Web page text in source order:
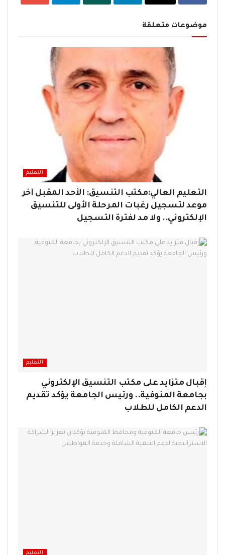
موضوعات متعلقة
التعليم
التعليم العالي:مكتب التنسيق: الأحد المقبل آخر
موعد لتسجيل رغبات المرحلة الأولى للتنسيق
الإلكتروني.. ولا مد لفترة التسجيل
التعليم
إقبال متزايد على مكتب التنسيق الإلكتروني
بجامعة المنوفية.. ورئيس الجامعة يؤكد تقديم
الدعم الكامل للطلاب
التعليم